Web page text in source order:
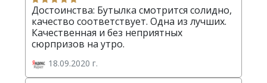
Достоинства: Бутылка смотрится солидно,
качество соответствует. Одна из лучших.
Качественная и без неприятных
сюрпризов на утро.
18.09.2020 г.